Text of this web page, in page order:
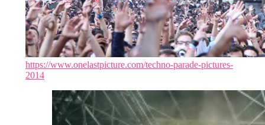
https://www.onelastpicture.com/techno-parade-pictures-
2014